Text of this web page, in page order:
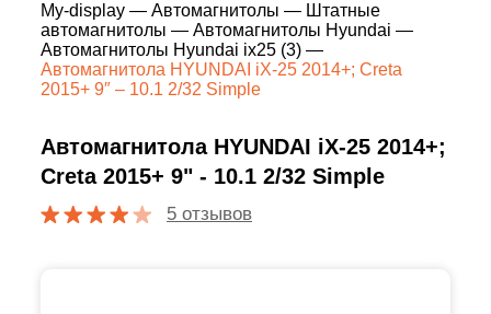
My-display — Автомагнитолы — Штатные
автомагнитолы — Автомагнитолы Hyundai —
Автомагнитолы Hyundai ix25 (3) —
Автомагнитола HYUNDAI iX-25 2014+; Creta
2015+ 9″ – 10.1 2/32 Simple
Автомагнитола HYUNDAI iX-25 2014+;
Creta 2015+ 9" - 10.1 2/32 Simple
5 отзывов